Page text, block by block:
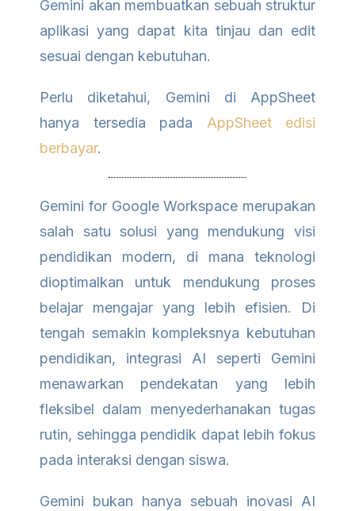
Gemini akan membuatkan sebuah struktur
aplikasi yang dapat kita tinjau dan edit
sesuai dengan kebutuhan.
Perlu diketahui, Gemini di AppSheet
hanya tersedia pada AppSheet edisi
berbayar.
Gemini for Google Workspace merupakan
salah satu solusi yang mendukung visi
pendidikan modern, di mana teknologi
dioptimalkan untuk mendukung proses
belajar mengajar yang lebih efisien. Di
tengah semakin kompleksnya kebutuhan
pendidikan, integrasi AI seperti Gemini
menawarkan pendekatan yang lebih
fleksibel dalam menyederhanakan tugas
rutin, sehingga pendidik dapat lebih fokus
pada interaksi dengan siswa.
Gemini bukan hanya sebuah inovasi AI